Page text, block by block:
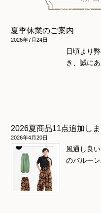
和風衣類
ウェディング・コスチュー
スカート・パンツ
夏季休業のご案内
2026年7月24日
日頃より
き、誠に
2026夏商品11点追加しま
2026年4月20日
風通し良
のバルー